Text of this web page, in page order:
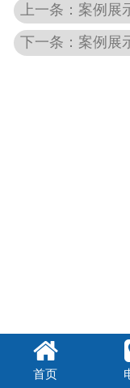
上一条：案例展
下一条：案例展
首页